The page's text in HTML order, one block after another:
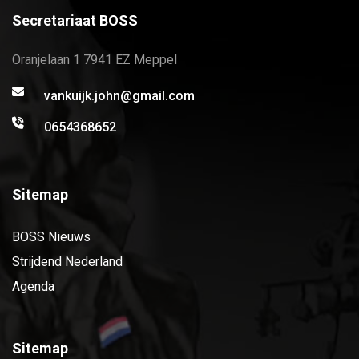
Secretariaat BOSS
Oranjelaan 1 7941 EZ Meppel
vankuijk.john@gmail.com
0654368652
Sitemap
BOSS Nieuws
Strijdend Nederland
Agenda
Sitemap